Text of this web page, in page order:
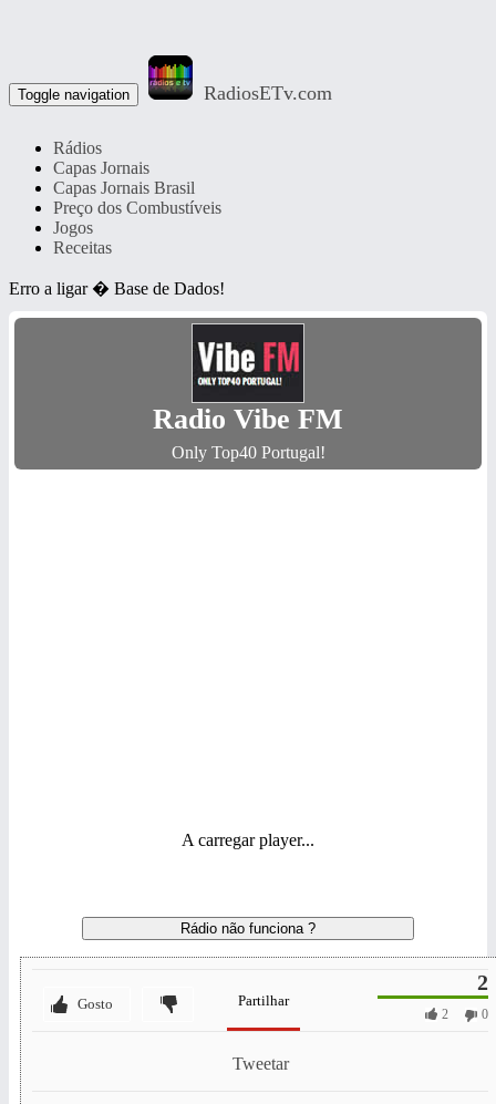
Toggle navigation RadiosETv.com
Rádios
Capas Jornais
Capas Jornais Brasil
Preço dos Combustíveis
Jogos
Receitas
Erro a ligar � Base de Dados!
Radio Vibe FM
Only Top40 Portugal!
A carregar player...
Rádio não funciona ?
Gosto Partilhar
2
0
2
Tweetar